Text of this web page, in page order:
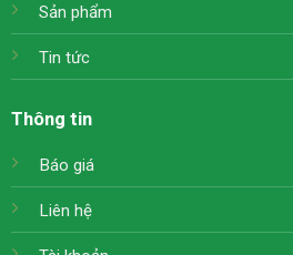
Sản phẩm
Tin tức
Thông tin
Báo giá
Liên hệ